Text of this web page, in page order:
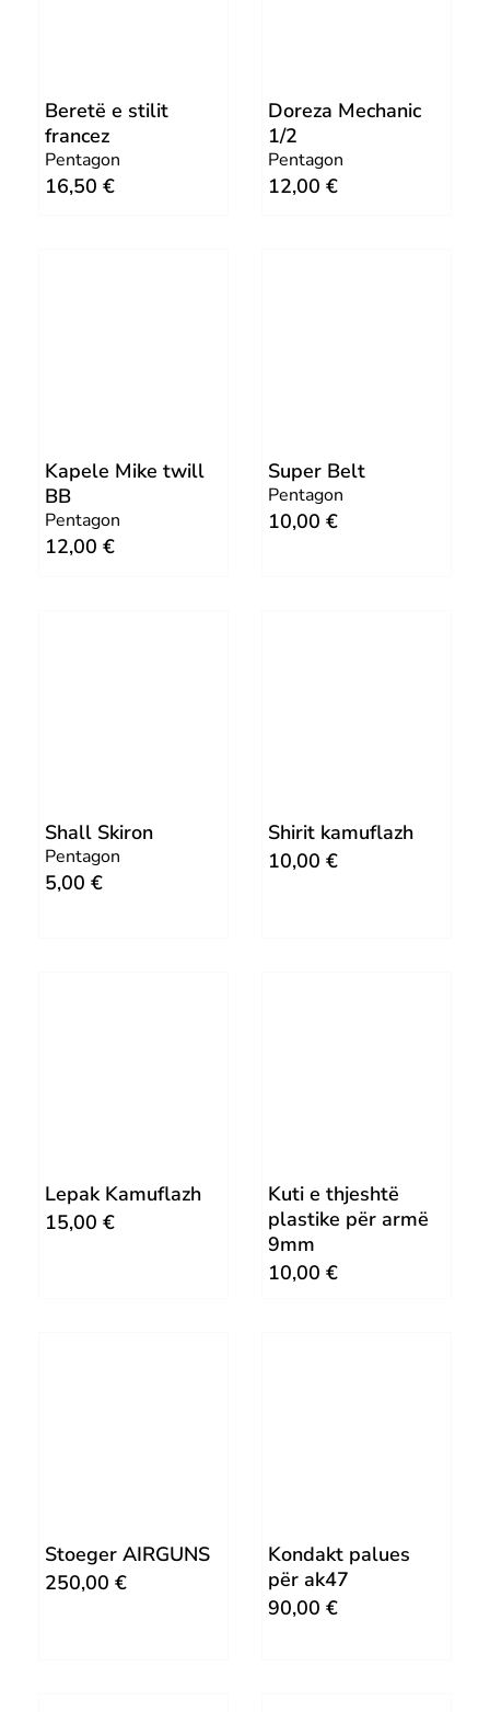
i
c
e
0
€
.
c
e
i
€
.
Beretë e stilit
francez
Pentagon
16,50 €
Doreza Mechanic
1/2
Pentagon
12,00 €
Kapele Mike twill
BB
Pentagon
12,00 €
Super Belt
Pentagon
10,00 €
Shall Skiron
Pentagon
5,00 €
Shirit kamuflazh
10,00 €
Lepak Kamuflazh
15,00 €
Kuti e thjeshtë
plastike për armë
9mm
10,00 €
Stoeger AIRGUNS
250,00 €
Kondakt palues
për ak47
90,00 €